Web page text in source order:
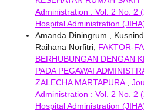
Administration : Vol. 2 No. 2
Hospital Administration
Amanda Diningrum ,
Raihana Norfitri, FAKTOR-
BERHUBUNGAN DENGAN
PADA PEGAWAI
ZALECHA MARTAPURA,
Administration : Vol. 2 No. 2
Hospital Administration